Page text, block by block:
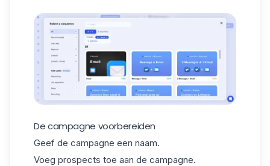
De campagne voorbereiden
Geef de campagne een naam.
Voeg prospects toe aan de campagne.